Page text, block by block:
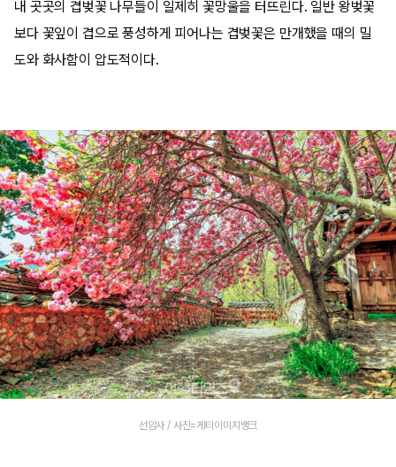
내 곳곳의 겹벚꽃 나무들이 일제히 꽃망울을 터뜨린다. 일반 왕벚꽃
보다 꽃잎이 겹으로 풍성하게 피어나는 겹벚꽃은 만개했을 때의 밀
도와 화사함이 압도적이다.
선암사 / 사진=게티이미지뱅크